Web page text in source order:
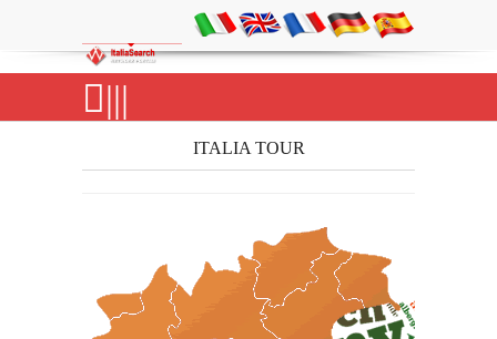
|||
ITALIA TOUR